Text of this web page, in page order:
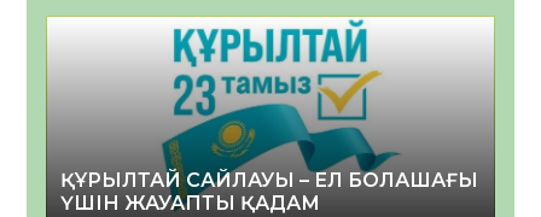
ҚҰРЫЛТАЙ САЙЛАУЫ – ЕЛ БОЛАШАҒЫ
ҮШІН ЖАУАПТЫ ҚАДАМ